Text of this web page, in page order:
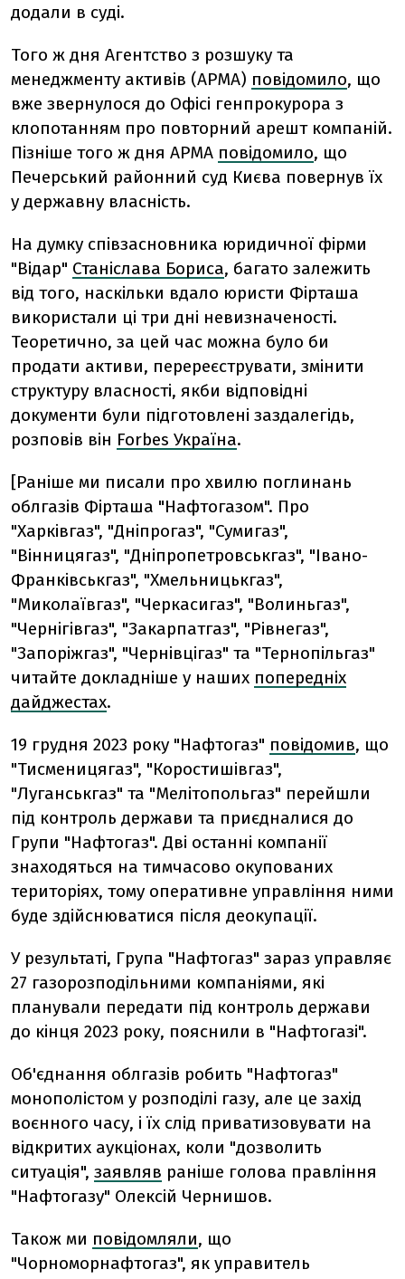
додали в суді.
Того ж дня Агентство з розшуку та
менеджменту активів (АРМА) повідомило, що
вже звернулося до Офісі генпрокурора з
клопотанням про повторний арешт компаній.
Пізніше того ж дня АРМА повідомило, що
Печерський районний суд Києва повернув їх
у державну власність.
На думку співзасновника юридичної фірми
"Відар" Станіслава Бориса, багато залежить
від того, наскільки вдало юристи Фірташа
використали ці три дні невизначеності.
Теоретично, за цей час можна було би
продати активи, перереєструвати, змінити
структуру власності, якби відповідні
документи були підготовлені заздалегідь,
розповів він Forbes Україна.
[Раніше ми писали про хвилю поглинань
облгазів Фірташа "Нафтогазом". Про
"Харківгаз", "Дніпрогаз", "Сумигаз",
"Вінницягаз", "Дніпропетровськгаз", "Івано-
Франківськгаз", "Хмельницькгаз",
"Миколаївгаз", "Черкасигаз", "Волиньгаз",
"Чернігівгаз", "Закарпатгаз", "Рівнегаз",
"Запоріжгаз", "Чернівцігаз" та "Тернопільгаз"
читайте докладніше у наших попередніх
дайджестах.
19 грудня 2023 року "Нафтогаз" повідомив, що
"Тисменицягаз", "Коростишівгаз",
"Луганськгаз" та "Мелітопольгаз" перейшли
під контроль держави та приєдналися до
Групи "Нафтогаз". Дві останні компанії
знаходяться на тимчасово окупованих
територіях, тому оперативне управління ними
буде здійснюватися після деокупації.
У результаті, Група "Нафтогаз" зараз управляє
27 газорозподільними компаніями, які
планували передати під контроль держави
до кінця 2023 року, пояснили в "Нафтогазі".
Об'єднання облгазів робить "Нафтогаз"
монополістом у розподілі газу, але це захід
воєнного часу, і їх слід приватизовувати на
відкритих аукціонах, коли "дозволить
ситуація", заявляв раніше голова правління
"Нафтогазу" Олексій Чернишов.
Також ми повідомляли, що
"Чорноморнафтогаз", як управитель